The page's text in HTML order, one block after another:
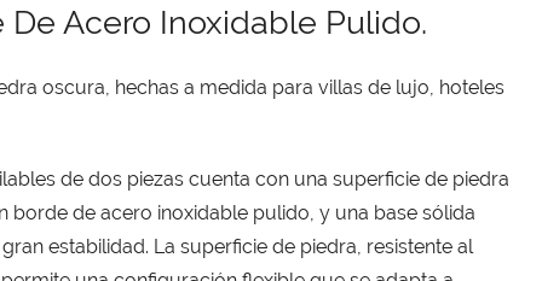
Acero Inoxidable Pulido.
oscura, hechas a medida para villas de lujo, hoteles
de dos piezas cuenta con una superficie de piedra
de acero inoxidable pulido, y una base sólida
estabilidad. La superficie de piedra, resistente al